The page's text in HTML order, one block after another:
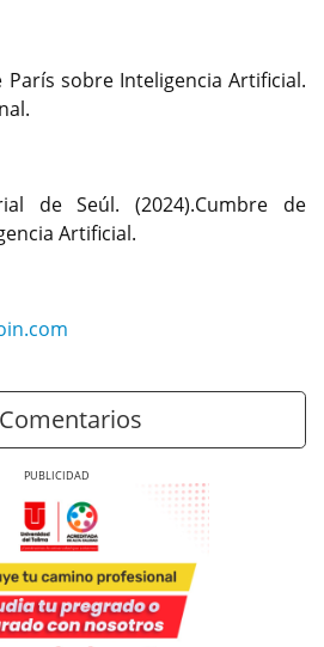
París sobre Inteligencia Artificial.
de Seúl. (2024).Cumbre de
Artificial.
Comentarios